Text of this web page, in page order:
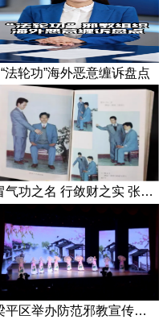
“法轮功”海外恶意缠诉盘点
冒气功之名 行敛财之实 张宏堡义女“小倩”团伙覆灭记
梁平区举办防范邪教宣传专场文艺演出